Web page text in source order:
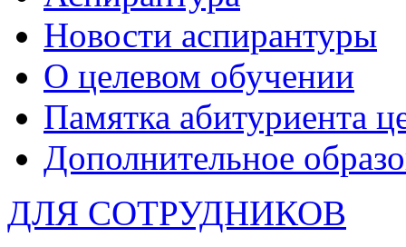
Новости аспирантуры
О целевом обучении
Памятка абитуриента
Дополнительное
ДЛЯ СОТРУДНИКОВ